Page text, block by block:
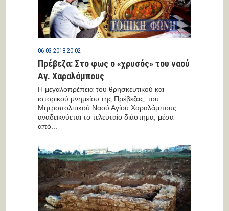
06-03-2018 20:02
Πρέβεζα: Στο φως ο «χρυσός» του ναού
Αγ. Χαραλάμπους
Η μεγαλοπρέπεια του θρησκευτικού και
ιστορικού μνημείου της Πρέβεζας, του
Μητροπολιτικού Ναού Αγίου Χαραλάμπους
αναδεικνύεται το τελευταίο διάστημα, μέσα
από...